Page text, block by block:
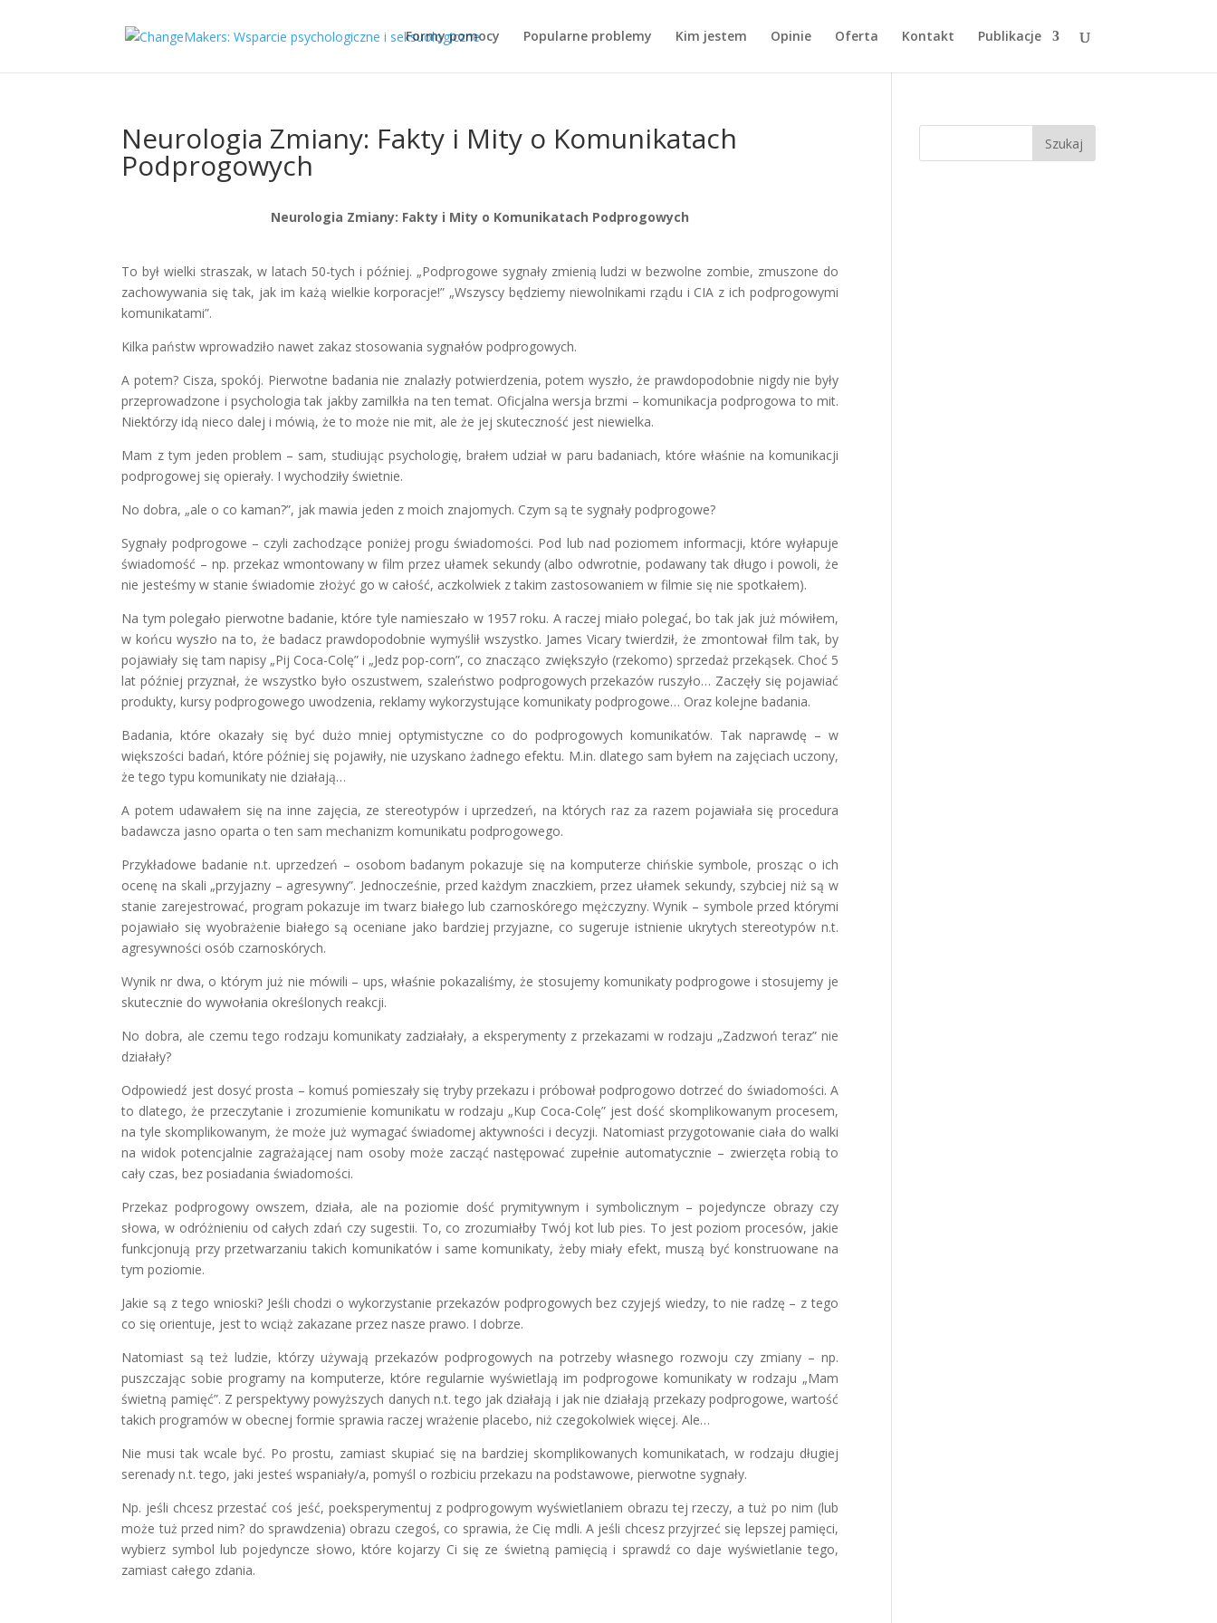
Formy pomocy Popularne problemy Kim jestem Opinie Oferta Kontakt Publikacje
Neurologia Zmiany: Fakty i Mity o Komunikatach
Podprogowych
Neurologia Zmiany: Fakty i Mity o Komunikatach Podprogowych
To był wielki straszak, w latach 50-tych i później. „Podprogowe sygnały zmienią ludzi w bezwolne zombie, zmuszone do
zachowywania się tak, jak im każą wielkie korporacje!” „Wszyscy będziemy niewolnikami rządu i CIA z ich podprogowymi
komunikatami”.
Kilka państw wprowadziło nawet zakaz stosowania sygnałów podprogowych.
A potem? Cisza, spokój. Pierwotne badania nie znalazły potwierdzenia, potem wyszło, że prawdopodobnie nigdy nie były
przeprowadzone i psychologia tak jakby zamilkła na ten temat. Oficjalna wersja brzmi – komunikacja podprogowa to mit.
Niektórzy idą nieco dalej i mówią, że to może nie mit, ale że jej skuteczność jest niewielka.
Mam z tym jeden problem – sam, studiując psychologię, brałem udział w paru badaniach, które właśnie na komunikacji
podprogowej się opierały. I wychodziły świetnie.
No dobra, „ale o co kaman?”, jak mawia jeden z moich znajomych. Czym są te sygnały podprogowe?
Sygnały podprogowe – czyli zachodzące poniżej progu świadomości. Pod lub nad poziomem informacji, które wyłapuje
świadomość – np. przekaz wmontowany w film przez ułamek sekundy (albo odwrotnie, podawany tak długo i powoli, że
nie jesteśmy w stanie świadomie złożyć go w całość, aczkolwiek z takim zastosowaniem w filmie się nie spotkałem).
Na tym polegało pierwotne badanie, które tyle namieszało w 1957 roku. A raczej miało polegać, bo tak jak już mówiłem,
w końcu wyszło na to, że badacz prawdopodobnie wymyślił wszystko. James Vicary twierdził, że zmontował film tak, by
pojawiały się tam napisy „Pij Coca-Colę” i „Jedz pop-corn”, co znacząco zwiększyło (rzekomo) sprzedaż przekąsek. Choć 5
lat później przyznał, że wszystko było oszustwem, szaleństwo podprogowych przekazów ruszyło… Zaczęły się pojawiać
produkty, kursy podprogowego uwodzenia, reklamy wykorzystujące komunikaty podprogowe… Oraz kolejne badania.
Badania, które okazały się być dużo mniej optymistyczne co do podprogowych komunikatów. Tak naprawdę – w
większości badań, które później się pojawiły, nie uzyskano żadnego efektu. M.in. dlatego sam byłem na zajęciach uczony,
że tego typu komunikaty nie działają…
A potem udawałem się na inne zajęcia, ze stereotypów i uprzedzeń, na których raz za razem pojawiała się procedura
badawcza jasno oparta o ten sam mechanizm komunikatu podprogowego.
Przykładowe badanie n.t. uprzedzeń – osobom badanym pokazuje się na komputerze chińskie symbole, prosząc o ich
ocenę na skali „przyjazny – agresywny”. Jednocześnie, przed każdym znaczkiem, przez ułamek sekundy, szybciej niż są w
stanie zarejestrować, program pokazuje im twarz białego lub czarnoskórego mężczyzny. Wynik – symbole przed którymi
pojawiało się wyobrażenie białego są oceniane jako bardziej przyjazne, co sugeruje istnienie ukrytych stereotypów n.t.
agresywności osób czarnoskórych.
Wynik nr dwa, o którym już nie mówili – ups, właśnie pokazaliśmy, że stosujemy komunikaty podprogowe i stosujemy je
skutecznie do wywołania określonych reakcji.
No dobra, ale czemu tego rodzaju komunikaty zadziałały, a eksperymenty z przekazami w rodzaju „Zadzwoń teraz” nie
działały?
Odpowiedź jest dosyć prosta – komuś pomieszały się tryby przekazu i próbował podprogowo dotrzeć do świadomości. A
to dlatego, że przeczytanie i zrozumienie komunikatu w rodzaju „Kup Coca-Colę” jest dość skomplikowanym procesem,
na tyle skomplikowanym, że może już wymagać świadomej aktywności i decyzji. Natomiast przygotowanie ciała do walki
na widok potencjalnie zagrażającej nam osoby może zacząć następować zupełnie automatycznie – zwierzęta robią to
cały czas, bez posiadania świadomości.
Przekaz podprogowy owszem, działa, ale na poziomie dość prymitywnym i symbolicznym – pojedyncze obrazy czy
słowa, w odróżnieniu od całych zdań czy sugestii. To, co zrozumiałby Twój kot lub pies. To jest poziom procesów, jakie
funkcjonują przy przetwarzaniu takich komunikatów i same komunikaty, żeby miały efekt, muszą być konstruowane na
tym poziomie.
Jakie są z tego wnioski? Jeśli chodzi o wykorzystanie przekazów podprogowych bez czyjejś wiedzy, to nie radzę – z tego
co się orientuje, jest to wciąż zakazane przez nasze prawo. I dobrze.
Natomiast są też ludzie, którzy używają przekazów podprogowych na potrzeby własnego rozwoju czy zmiany – np.
puszczając sobie programy na komputerze, które regularnie wyświetlają im podprogowe komunikaty w rodzaju „Mam
świetną pamięć”. Z perspektywy powyższych danych n.t. tego jak działają i jak nie działają przekazy podprogowe, wartość
takich programów w obecnej formie sprawia raczej wrażenie placebo, niż czegokolwiek więcej. Ale…
Nie musi tak wcale być. Po prostu, zamiast skupiać się na bardziej skomplikowanych komunikatach, w rodzaju długiej
serenady n.t. tego, jaki jesteś wspaniały/a, pomyśl o rozbiciu przekazu na podstawowe, pierwotne sygnały.
Np. jeśli chcesz przestać coś jeść, poeksperymentuj z podprogowym wyświetlaniem obrazu tej rzeczy, a tuż po nim (lub
może tuż przed nim? do sprawdzenia) obrazu czegoś, co sprawia, że Cię mdli. A jeśli chcesz przyjrzeć się lepszej pamięci,
wybierz symbol lub pojedyncze słowo, które kojarzy Ci się ze świetną pamięcią i sprawdź co daje wyświetlanie tego,
zamiast całego zdania.